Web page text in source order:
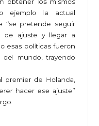
ejemplo la actual
“se pretende seguir
de ajuste y llegar a
esas políticas fueron
mundo, trayendo
premier de Holanda,
hacer ese ajuste”